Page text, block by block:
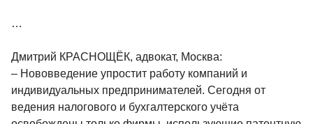
…
Дмитрий КРАСНОЩЁК, адвокат, Москва:
– Нововведение упростит работу компаний и
индивидуальных предпринимателей. Сегодня от
ведения налогового и бухгалтерского учёта